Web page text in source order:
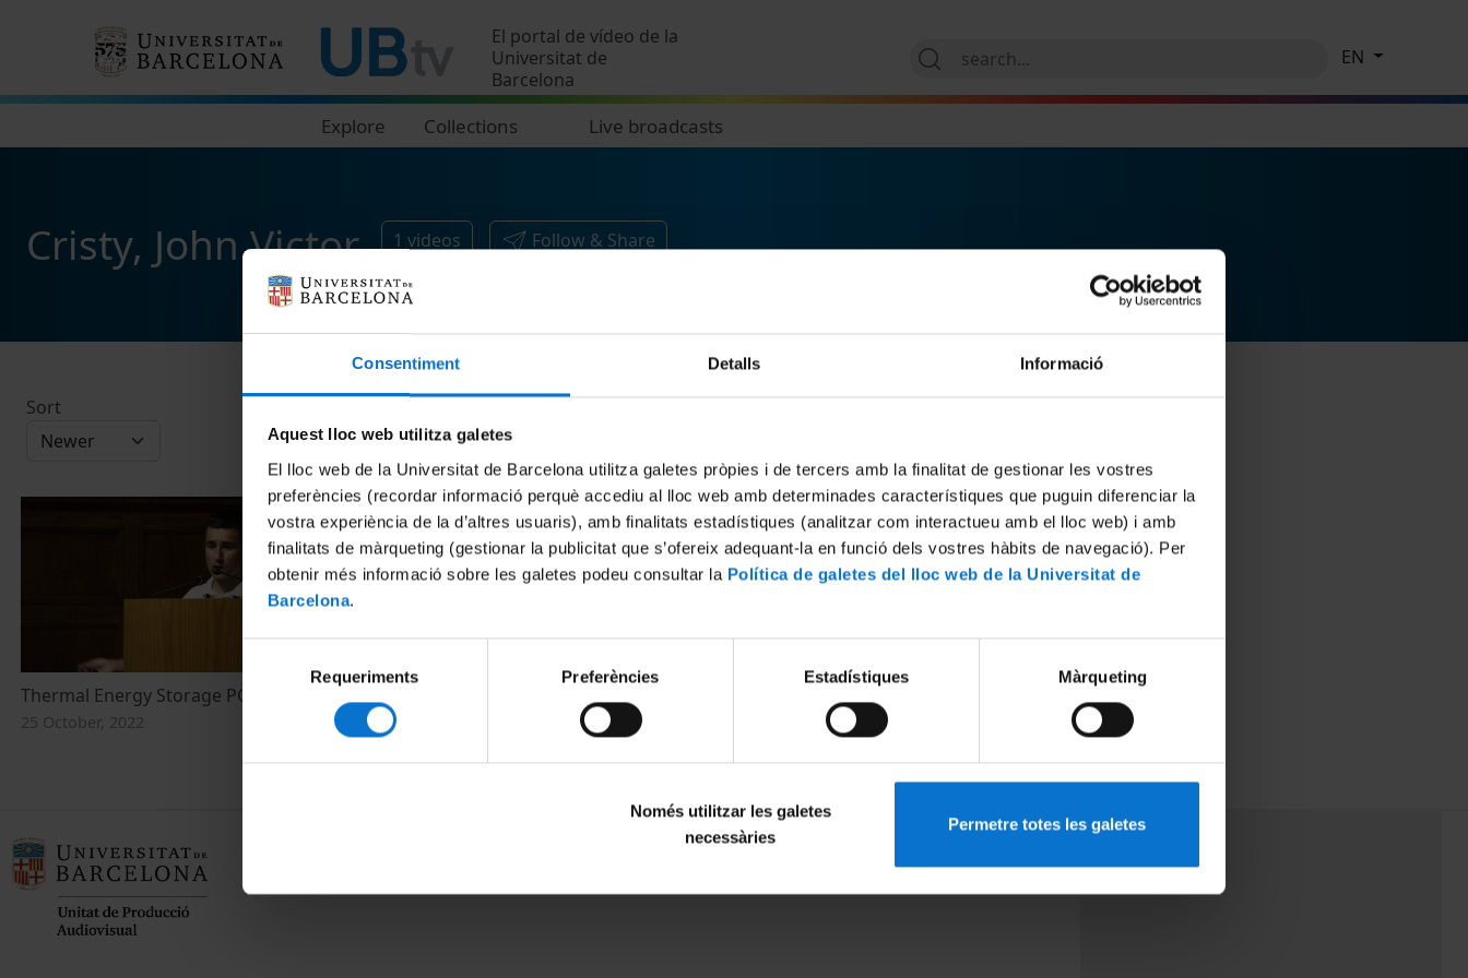
Consentiment Detalls Informació
Aquest lloc web utilitza galetes
El lloc web de la Universitat de Barcelona utilitza galetes pròpies i de tercers amb la finalitat de gestionar les vostres
preferències (recordar informació perquè accediu al lloc web amb determinades característiques que puguin diferenciar la
vostra experiència de la d’altres usuaris), amb finalitats estadístiques (analitzar com interactueu amb el lloc web) i amb
finalitats de màrqueting (gestionar la publicitat que s’ofereix adequant-la en funció dels vostres hàbits de navegació). Per
obtenir més informació sobre les galetes podeu consultar la Política de galetes del lloc web de la Universitat de
Barcelona.
de
consentiment
Requeriments Preferències Estadístiques Màrqueting
Només utilitzar les galetes
necessàries
Permetre totes les galetes
El portal de vídeo de la
Universitat de
Barcelona
Explore Collections Live broadcasts
EN
Cristy, John Victor 1 videos Follow & Share
Sort
Thermal Energy Storage PCM (II)
25 October, 2022
MENÚ PEU 1
Legal notice
PEU 3